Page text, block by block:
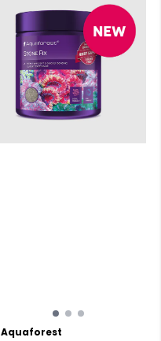
Aquaforest